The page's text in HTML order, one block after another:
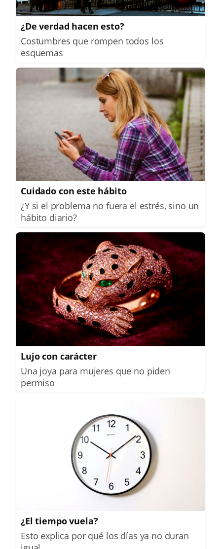
¿De verdad hacen esto?
Costumbres que rompen todos los
esquemas
Cuidado con este hábito
¿Y si el problema no fuera el estrés, sino un
hábito diario?
Lujo con carácter
Una joya para mujeres que no piden
permiso
¿El tiempo vuela?
Esto explica por qué los días ya no duran